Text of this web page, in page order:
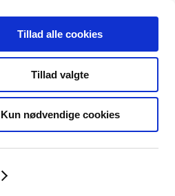
Tillad alle cookies
Tillad valgte
Kun nødvendige cookies